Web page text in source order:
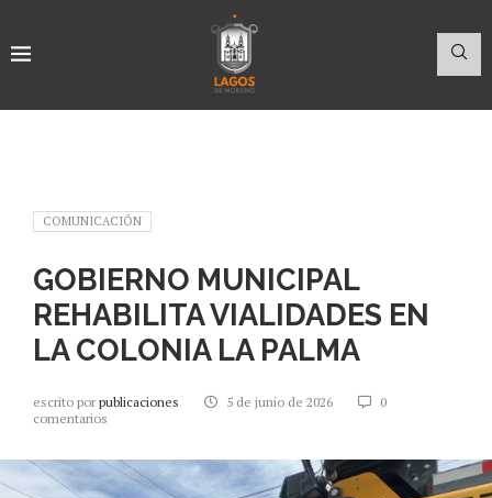
COMUNICACIÓN
GOBIERNO MUNICIPAL
REHABILITA VIALIDADES EN
LA COLONIA LA PALMA
escrito por publicaciones 5 de junio de 2026
0
comentarios